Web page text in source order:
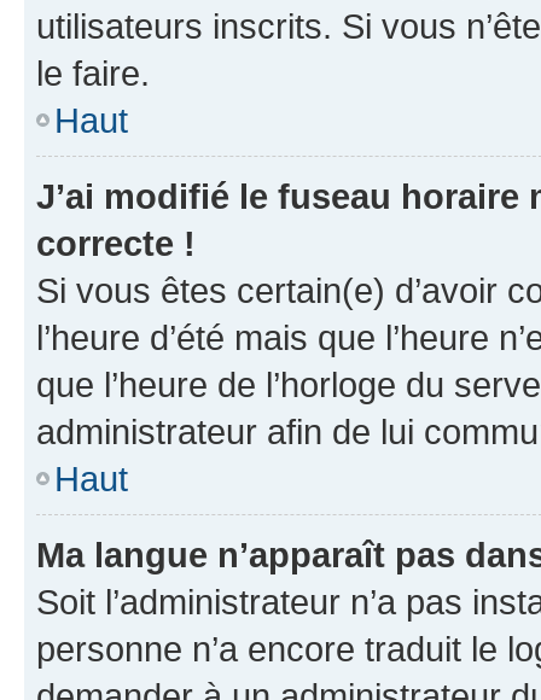
utilisateurs inscrits. Si vous
le faire.
Haut
J’ai modifié le fuseau horaire
correcte !
Si vous êtes certain(e) d’avoir
l’heure d’été mais que l’heure
que l’heure de l’horloge du
administrateur afin de lui
Haut
Ma langue n’apparaît pas
Soit l’administrateur n’a pas
personne n’a encore traduit le